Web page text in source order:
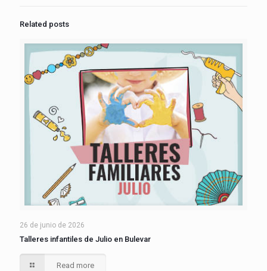
Related posts
26 de junio de 2026
Talleres infantiles de Julio en Bulevar
Read more